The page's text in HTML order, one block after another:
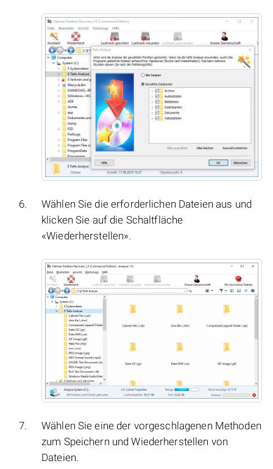
Wählen Sie die erforderlichen Dateien aus und
klicken Sie auf die Schaltfläche
«Wiederherstellen».
Wählen Sie eine der vorgeschlagenen Methoden
zum Speichern und Wiederherstellen von
Dateien.